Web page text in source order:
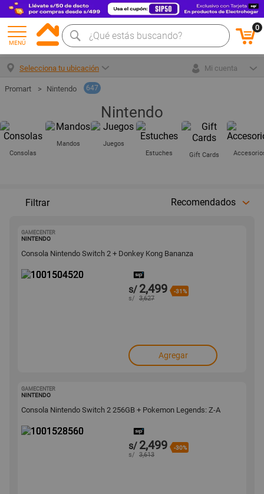
MENÚ
0
Selecciona tu ubicación Mi cuenta
Nintendo 647
Nintendo
Consolas
Mandos
Juegos
Estuches
Gift Cards
Filtrar Recomendados
GAMECENTER
NINTENDO
Consola Nintendo Switch 2 + Donkey Kong Bananza
s/ 2,499 -31%
s/ 3,627
Agregar
GAMECENTER
NINTENDO
Consola Nintendo Switch 2 256GB + Pokemon Legends: Z-A
s/ 2,499 -30%
s/ 3,613